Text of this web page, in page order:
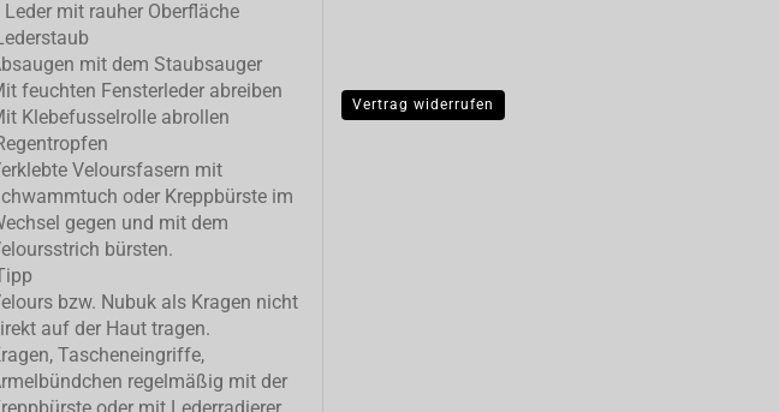
Leder mit rauher Oberfläche
mit dem Staubsauger
feuchten Fensterleder abreiben
Klebefusselrolle abrollen
Veloursfasern mit
oder Kreppbürste im
gegen und mit dem
bürsten.
bzw. Nubuk als Kragen nicht
auf der Haut tragen.
Tascheneingriffe,
regelmäßig mit der
Vertrag widerrufen